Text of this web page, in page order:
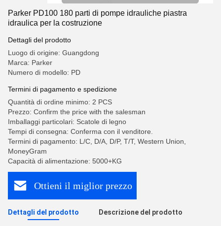
Parker PD100 180 parti di pompe idrauliche piastra
idraulica per la costruzione
Dettagli del prodotto
Luogo di origine: Guangdong
Marca: Parker
Numero di modello: PD
Termini di pagamento e spedizione
Quantità di ordine minimo: 2 PCS
Prezzo: Confirm the price with the salesman
Imballaggi particolari: Scatole di legno
Tempi di consegna: Conferma con il venditore.
Termini di pagamento: L/C, D/A, D/P, T/T, Western Union,
MoneyGram
Capacità di alimentazione: 5000+KG
Ottieni il miglior prezzo
Dettagli del prodotto Descrizione del prodotto